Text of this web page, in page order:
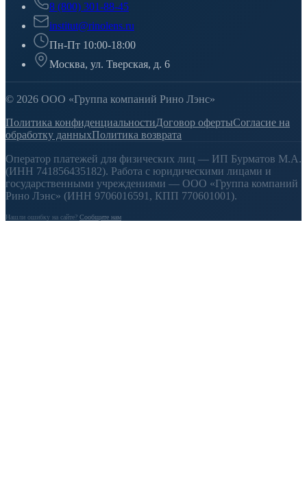
8 (800) 301-88-45
institut@rinolens.ru
Пн-Пт 10:00-18:00
Москва, ул. Тверская, д. 6
© 2026 ООО «Группа компаний Рино Лэнс»
Политика конфиденциальностиДоговор офертыСогласие на
обработку данныхПолитика возврата
Оператор платежей для физических лиц — ИП Бурматов М.А.
(ИНН 741856435182). Работа с юридическими лицами и
государственными учреждениями — ООО «Группа компаний
Рино Лэнс» (ИНН 9706016591, КПП 770601001).
Нашли ошибку на сайте? Сообщите нам